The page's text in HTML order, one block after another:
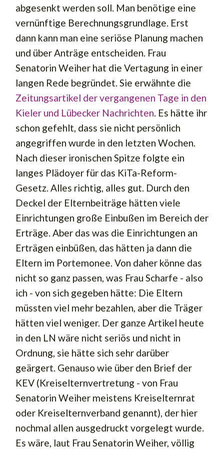
abgesenkt werden soll. Man benötige eine
vernünftige Berechnungsgrundlage. Erst
dann kann man eine seriöse Planung machen
und über Anträge entscheiden. Frau
Senatorin Weiher hat die Vertagung in einer
langen Rede begründet. Sie erwähnte die
Zeitungsartikel der vergangenen Tage in den
Kieler und Lübecker Nachrichten. Es hätte ihr
schon gefehlt, dass sie nicht persönlich
angegriffen wurde in den letzten Wochen.
Nach dieser ironischen Spitze folgte ein
langes Plädoyer für das KiTa-Reform-
Gesetz. Alles richtig, alles gut. Durch den
Deckel der Elternbeiträge hätten viele
Einrichtungen große Einbußen im Bereich der
Erträge. Aber das was die Einrichtungen an
Erträgen einbüßen, das hätten ja dann die
Eltern im Portemonee. Von daher könne das
nicht so ganz passen, was Frau Scharfe - also
ich - von sich gegeben hätte: Die Eltern
müssten viel mehr bezahlen, aber die Träger
hätten viel weniger. Der ganze Artikel heute
in den LN wäre nicht seriös und nicht in
Ordnung, sie hätte sich sehr darüber
geärgert. Genauso wie über den Brief der
KEV (Kreiselternvertretung - von Frau
Senatorin Weiher meistens Kreiselternrat
oder Kreiselternverband genannt), der hier
nochmal allen ausgedruckt vorgelegt wurde.
Es wäre, laut Frau Senatorin Weiher, völlig